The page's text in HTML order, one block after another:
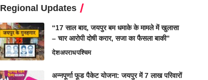
Regional Updates
“17 साल बाद, जयपुर बम धमाके के मामले में खुलासा
– चार आरोपी दोषी करार, सजा का फैसला बाकी”
देशअपराधपश्चिम
अन्नपूर्णा फूड पैकेट योजना: जयपुर में 7 लाख परिवारों